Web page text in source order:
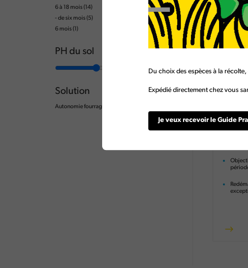
6 à 18 mois(14)
- de six mois(5)
6 mois(1)
PH du sol
Solution
Autonomie fourragère
Stock
Du choix des espèces à la
Expédié directement chez vous
Je veux recevoir le Guide